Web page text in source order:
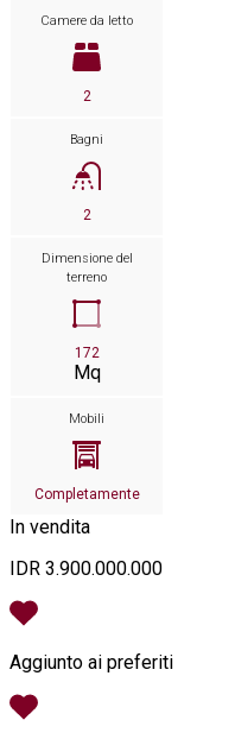
Camere da letto
2
Bagni
2
Dimensione del
terreno
172
Mq
Mobili
Completamente
In vendita
IDR 3.900.000.000
Aggiunto ai preferiti